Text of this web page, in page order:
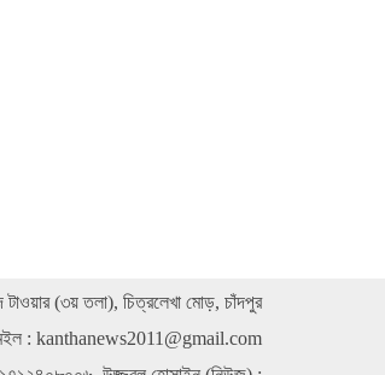
(৩য় তলা), চিত্রলেখা মোড়, চাঁদপুর
: kanthanews2011@gmail.com